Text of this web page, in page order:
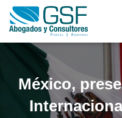
México,